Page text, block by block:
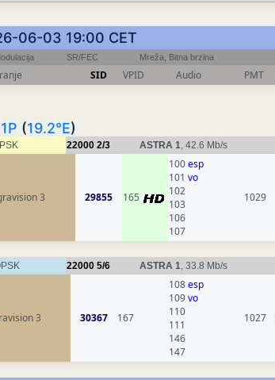
06-03 19:00 CET
SR/FEC Mreža, Bitna brzina
SID VPID Audio PMT
(19.2°E)
22000 2/3 ASTRA 1, 42.6 Mb/s
3 29855 165
100esp
101 vo
102
103
106
107
1029
22000 5/6 ASTRA 1, 33.8 Mb/s
3 30367 167
108esp
109vo
110
111
146
147
1027